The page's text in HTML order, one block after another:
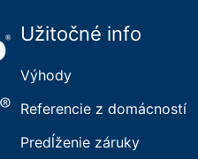
Užitočné info
Výhody
Referencie z domácností
Predĺženie záruky